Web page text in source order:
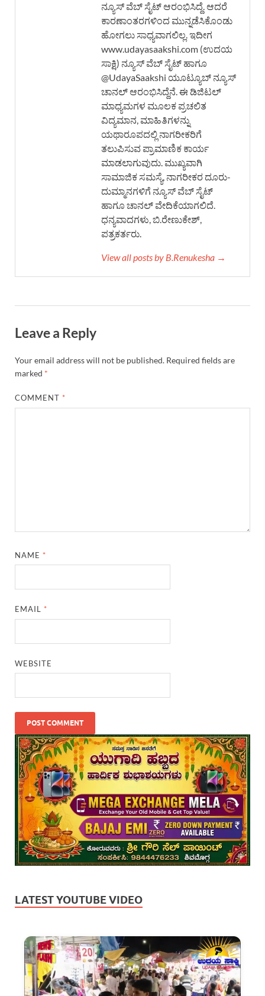
ನ್ಯೂಸ್ ವೆಬ್ ಸೈಟ್ ಆರಂಭಿಸಿದ್ದೆ. ಆದರೆ
ಕಾರಣಾಂತರಗಳಿಂದ ಮುನ್ನಡೆಸಿಕೊಂಡು
ಹೋಗಲು ಸಾಧ್ಯವಾಗಲಿಲ್ಲ. ಇದೀಗ
www.udayasaakshi.com (ಉದಯ
ಸಾಕ್ಷಿ) ನ್ಯೂಸ್ ವೆಬ್ ಸೈಟ್ ಹಾಗೂ
@UdayaSaakshi ಯೂಟ್ಯೂಬ್ ನ್ಯೂಸ್
ಚಾನಲ್ ಆರಂಭಿಸಿದ್ದೆನೆ. ಈ ಡಿಜಿಟಲ್
ಮಾಧ್ಯಮಗಳ ಮೂಲಕ ಪ್ರಚಲಿತ
ವಿದ್ಯಮಾನ, ಮಾಹಿತಿಗಳನ್ನು
ಯಥಾರೂಪದಲ್ಲಿ ನಾಗರೀಕರಿಗೆ
ತಲುಪಿಸುವ ಪ್ರಾಮಾಣಿಕ ಕಾರ್ಯ
ಮಾಡಲಾಗುವುದು. ಮುಖ್ಯವಾಗಿ
ಸಾಮಾಜಿಕ ಸಮಸ್ಯೆ, ನಾಗರೀಕರ ದೂರು-
ದುಮ್ಮಾನಗಳಿಗೆ ನ್ಯೂಸ್ ವೆಬ್ ಸೈಟ್
ಹಾಗೂ ಚಾನಲ್ ವೇದಿಕೆಯಾಗಲಿದೆ.
ಧನ್ಯವಾದಗಳು, ಬಿ.ರೇಣುಕೇಶ್,
ಪತ್ರಕರ್ತರು.
View all posts by B.Renukesha →
Leave a Reply
Your email address will not be published. Required fields are
marked *
COMMENT *
NAME *
EMAIL *
WEBSITE
LATEST YOUTUBE VIDEO